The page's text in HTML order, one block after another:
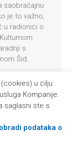
saobraćajnu
je to važno,
u radionici o
s
Šid.
a. d. o.
(cookies) u cilju
Kompanije.
saglasni ste s
podataka o